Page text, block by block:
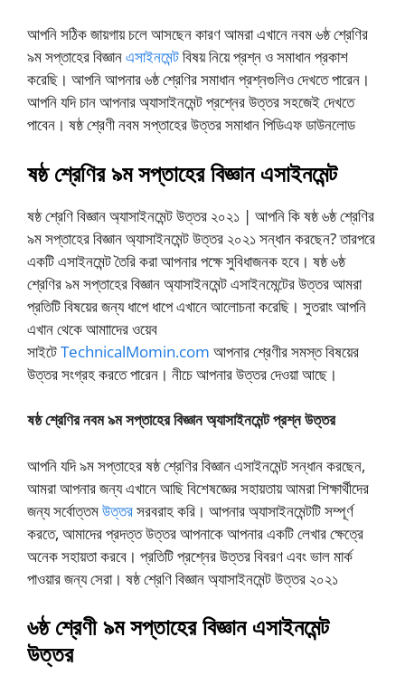
আপনি সঠিক জায়গায় চলে আসছেন কারণ আমরা এখানে নবম ৬ষ্ঠ শ্রেণির
৯ম সপ্তাহের বিজ্ঞানএসাইনমেন্টবিষয় নিয়ে প্রশ্ন ও সমাধান প্রকাশ
করেছি। আপনি আপনার ৬ষ্ঠ শ্রেণির সমাধান প্রশ্নগুলিও দেখতে পারেন।
আপনি যদি চান আপনার অ্যাসাইনমেন্ট প্রশ্নের উত্তর সহজেই দেখতে
পাবেন। ষষ্ঠ শ্রেণী নবম সপ্তাহের উত্তর সমাধান পিডিএফ ডাউনলোড
ষষ্ঠ শ্রেণির ৯ম সপ্তাহের বিজ্ঞান এসাইনমেন্ট
ষষ্ঠ শ্রেণি বিজ্ঞান অ্যাসাইনমেন্ট উত্তর ২০২১ | আপনি কি ষষ্ঠ ৬ষ্ঠ শ্রেণির
৯ম সপ্তাহের বিজ্ঞান অ্যাসাইনমেন্ট উত্তর ২০২১ সন্ধান করছেন? তারপরে
একটি এসাইনমেন্ট তৈরি করা আপনার পক্ষে সুবিধাজনক হবে। ষষ্ঠ ৬ষ্ঠ
শ্রেণির ৯ম সপ্তাহের বিজ্ঞান অ্যাসাইনমেন্ট এসাইনমেন্টের উত্তর আমরা
প্রতিটি বিষয়ের জন্য ধাপে ধাপে এখানে আলোচনা করেছি। সুতরাং আপনি
এখান থেকে আমাাদের ওয়েব
সাইটেTechnicalMomin.com আপনার শ্রেণীর সমস্ত বিষয়ের
উত্তর সংগ্রহ করতে পারেন। নীচে আপনার উত্তর দেওয়া আছে।
ষষ্ঠশ্রেণিরনবম৯মসপ্তাহেরবিজ্ঞানঅ্যাসাইনমেন্টপ্রশ্নউত্তর
আপনি যদি ৯ম সপ্তাহের ষষ্ঠ শ্রেণির বিজ্ঞান এসাইনমেন্ট সন্ধান করছেন,
আমরা আপনার জন্য এখানে আছি বিশেষজ্ঞের সহায়তায় আমরা শিক্ষার্থীদের
জন্য সর্বোত্তমউত্তরসরবরাহ করি। আপনার অ্যাসাইনমেন্টটি সম্পূর্ণ
করতে, আমাদের প্রদত্ত উত্তর আপনাকে আপনার একটি লেখার ক্ষেত্রে
অনেক সহায়তা করবে। প্রতিটি প্রশ্নের উত্তর বিবরণ এবং ভাল মার্ক
পাওয়ার জন্য সেরা। ষষ্ঠ শ্রেণি বিজ্ঞান অ্যাসাইনমেন্ট উত্তর ২০২১
৬ষ্ঠ শ্রেণী ৯ম সপ্তাহের বিজ্ঞান এসাইনমেন্ট
উত্তর